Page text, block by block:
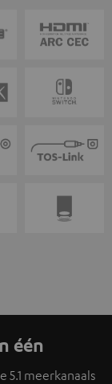
één
5.1 meerkanaals